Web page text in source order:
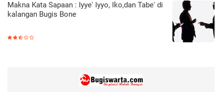
Makna Kata Sapaan : Iyye' Iyyo, Iko,dan Tabe' di
kalangan Bugis Bone